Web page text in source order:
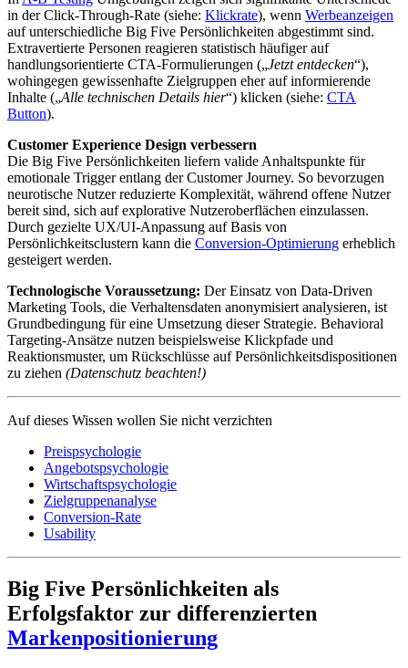
in der Click-Through-Rate (siehe: Klickrate), wenn Werbeanzeigen
auf unterschiedliche Big Five Persönlichkeiten abgestimmt sind.
Extravertierte Personen reagieren statistisch häufiger auf
handlungsorientierte CTA-Formulierungen („Jetzt entdecken“),
wohingegen gewissenhafte Zielgruppen eher auf informierende
Inhalte („Alle technischen Details hier“) klicken (siehe: CTA
Button).
Customer Experience Design verbessern
Die Big Five Persönlichkeiten liefern valide Anhaltspunkte für
emotionale Trigger entlang der Customer Journey. So bevorzugen
neurotische Nutzer reduzierte Komplexität, während offene Nutzer
bereit sind, sich auf explorative Nutzeroberflächen einzulassen.
Durch gezielte UX/UI-Anpassung auf Basis von
Persönlichkeitsclustern kann die Conversion-Optimierung erheblich
gesteigert werden.
Technologische Voraussetzung: Der Einsatz von Data-Driven
Marketing Tools, die Verhaltensdaten anonymisiert analysieren, ist
Grundbedingung für eine Umsetzung dieser Strategie. Behavioral
Targeting-Ansätze nutzen beispielsweise Klickpfade und
Reaktionsmuster, um Rückschlüsse auf Persönlichkeitsdispositionen
zu ziehen (Datenschutz beachten!)
Auf dieses Wissen wollen Sie nicht verzichten
Preispsychologie
Angebotspsychologie
Wirtschaftspsychologie
Zielgruppenanalyse
Conversion-Rate
Usability
Big Five Persönlichkeiten als
Erfolgsfaktor zur differenzierten
Markenpositionierung